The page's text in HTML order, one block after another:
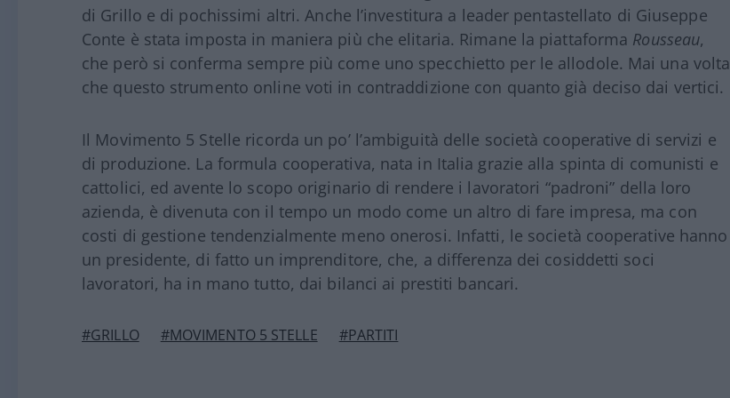
di Grillo e di pochissimi altri. Anche l’investitura a leader pentastellato di Giuseppe
Conte è stata imposta in maniera più che elitaria. Rimane la piattaforma Rousseau,
che però si conferma sempre più come uno specchietto per le allodole. Mai una volta
che questo strumento online voti in contraddizione con quanto già deciso dai vertici.
Il Movimento 5 Stelle ricorda un po’ l’ambiguità delle società cooperative di servizi e
di produzione. La formula cooperativa, nata in Italia grazie alla spinta di comunisti e
cattolici, ed avente lo scopo originario di rendere i lavoratori “padroni” della loro
azienda, è divenuta con il tempo un modo come un altro di fare impresa, ma con
costi di gestione tendenzialmente meno onerosi. Infatti, le società cooperative hanno
un presidente, di fatto un imprenditore, che, a differenza dei cosiddetti soci
lavoratori, ha in mano tutto, dai bilanci ai prestiti bancari.
#GRILLO #MOVIMENTO 5 STELLE #PARTITI